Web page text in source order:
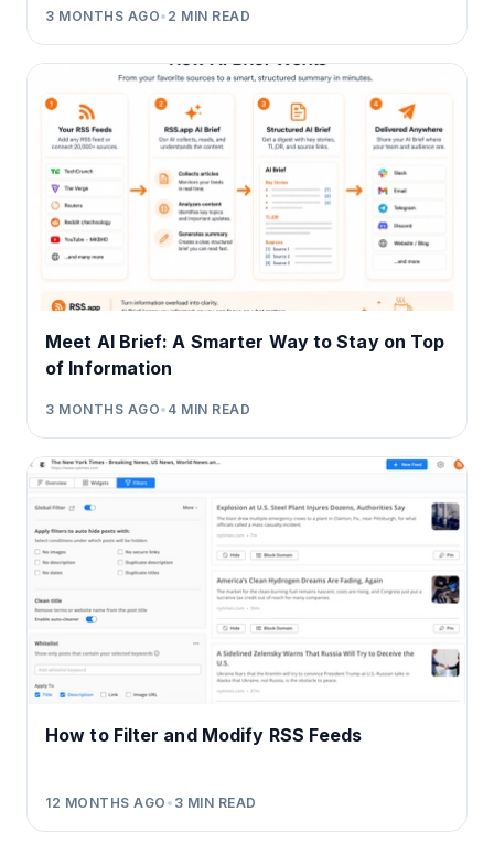
3 MONTHS AGO• 2 MIN READ
Meet AI Brief: A Smarter Way to Stay on Top
of Information
3 MONTHS AGO• 4 MIN READ
How to Filter and Modify RSS Feeds
12 MONTHS AGO • 3 MIN READ